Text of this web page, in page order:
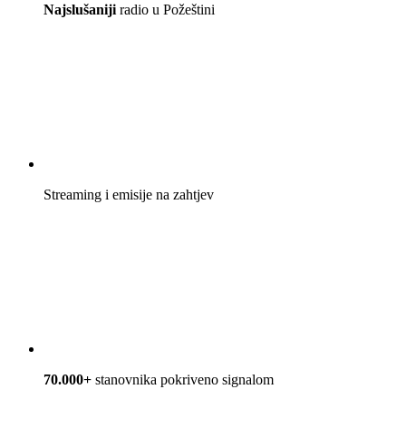
Najslušaniji radio u Požeštini
Streaming i emisije na zahtjev
70.000+ stanovnika pokriveno signalom